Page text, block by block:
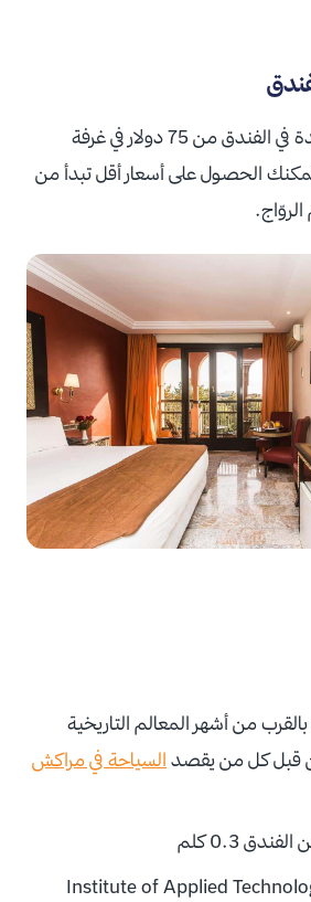
تبدأ أسعار الليلة الواحدة في الفندق من 75 دولار في غرفة
الحصول على أسعار أقل تبدأ من
من أشهر المعالم التاريخية
قبل كل من يقصد السياحة في مراكش
الفندق0.3 كلم
Institute of Applied